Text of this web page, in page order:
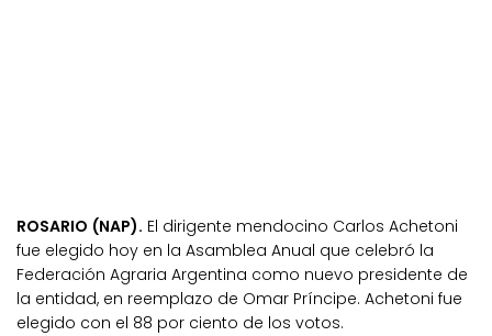
ROSARIO (NAP). El dirigente mendocino Carlos Achetoni
fue elegido hoy en la Asamblea Anual que celebró la
Federación Agraria Argentina como nuevo presidente de
la entidad, en reemplazo de Omar Príncipe. Achetoni fue
elegido con el 88 por ciento de los votos.